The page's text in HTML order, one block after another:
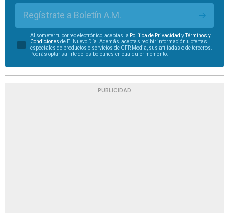
Regístrate a Boletín A.M.
Al someter tu correo electrónico, aceptas la Política de Privacidad yTérminos y
Condiciones de El Nuevo Día. Además, aceptas recibir información u ofertas
especiales de productos o servicios de GFR Media, sus afiliadas o de terceros.
Podrás optar salirte de los boletines en cualquier momento.
PUBLICIDAD